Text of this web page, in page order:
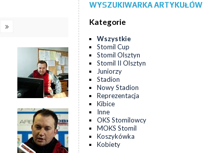
WYSZUKIWARKA ARTYKUŁÓW
Kategorie
Wszystkie
Stomil Cup
Stomil Olsztyn
Stomil II Olsztyn
Juniorzy
Stadion
Nowy Stadion
Reprezentacja
Kibice
Inne
OKS Stomilowcy
MOKS Stomil
Koszykówka
Kobiety